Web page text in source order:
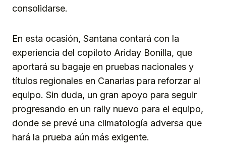
consolidarse.
En esta ocasión, Santana contará con la
experiencia del copiloto Ariday Bonilla, que
aportará su bagaje en pruebas nacionales y
títulos regionales en Canarias para reforzar al
equipo. Sin duda, un gran apoyo para seguir
progresando en un rally nuevo para el equipo,
donde se prevé una climatología adversa que
hará la prueba aún más exigente.